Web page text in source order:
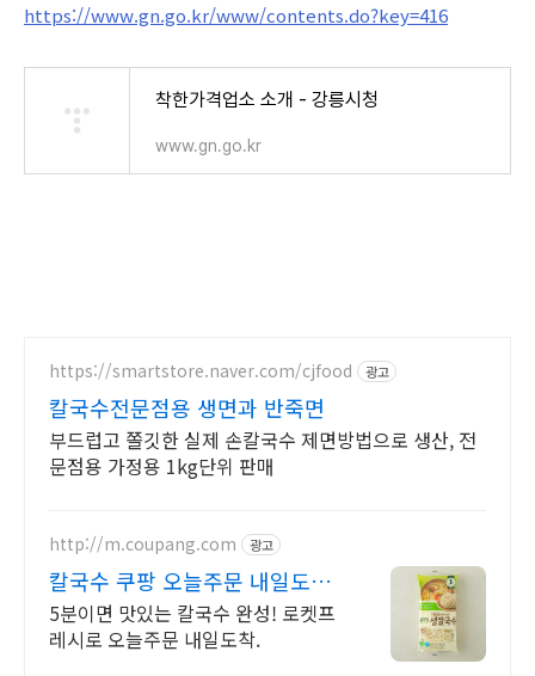
https://www.gn.go.kr/www/contents.do?key=416
착한가격업소 소개 - 강릉시청
www.gn.go.kr
https://smartstore.naver.com/cjfood 광고
칼국수전문점용 생면과 반죽면
부드럽고 쫄깃한 실제 손칼국수 제면방법으로 생산, 전
문점용 가정용 1kg단위 판매
http://m.coupang.com 광고
칼국수 쿠팡 오늘주문 내일도착
로켓프레시
5분이면 맛있는 칼국수 완성! 로켓프
레시로 오늘주문 내일도착.